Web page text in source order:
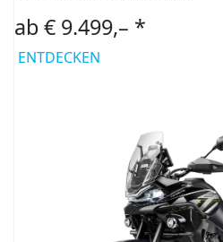
ab € 9.499,– *
ENTDECKEN